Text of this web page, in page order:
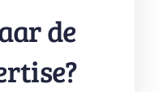
de